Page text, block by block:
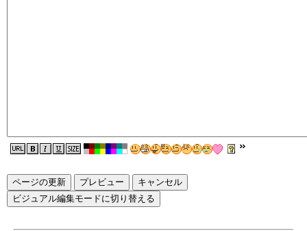
ページの更新
ビジュアル編集モードに切り替える